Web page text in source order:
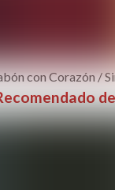
con Corazón /